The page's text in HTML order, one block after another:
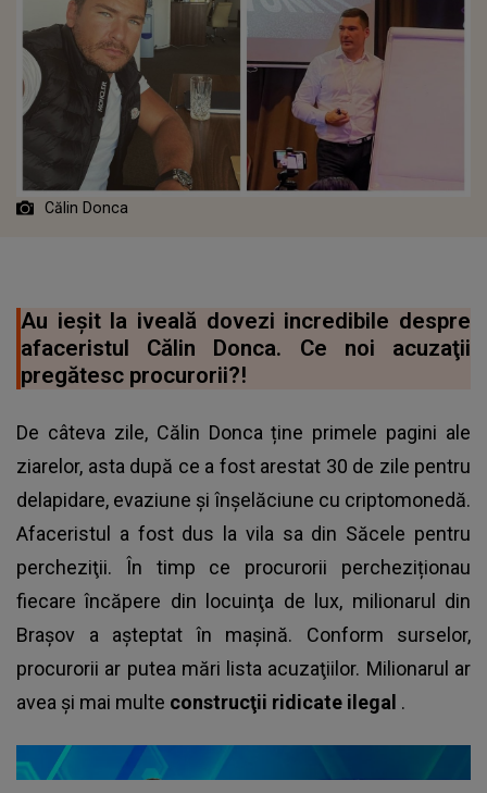
Călin Donca
Au ieșit la iveală dovezi incredibile despre
afaceristul Călin Donca. Ce noi acuzaţii
pregătesc procurorii?!
De câteva zile, Călin Donca ține primele pagini ale
ziarelor, asta după ce a fost arestat 30 de zile pentru
delapidare, evaziune și înșelăciune cu criptomonedă.
Afaceristul a fost dus la vila sa din Săcele pentru
percheziţii. În timp ce procurorii percheziționau
fiecare încăpere din locuinţa de lux, milionarul din
Brașov a așteptat în mașină. Conform surselor,
procurorii ar putea mări lista acuzaţiilor. Milionarul ar
avea şi mai multe construcţii ridicate ilegal .